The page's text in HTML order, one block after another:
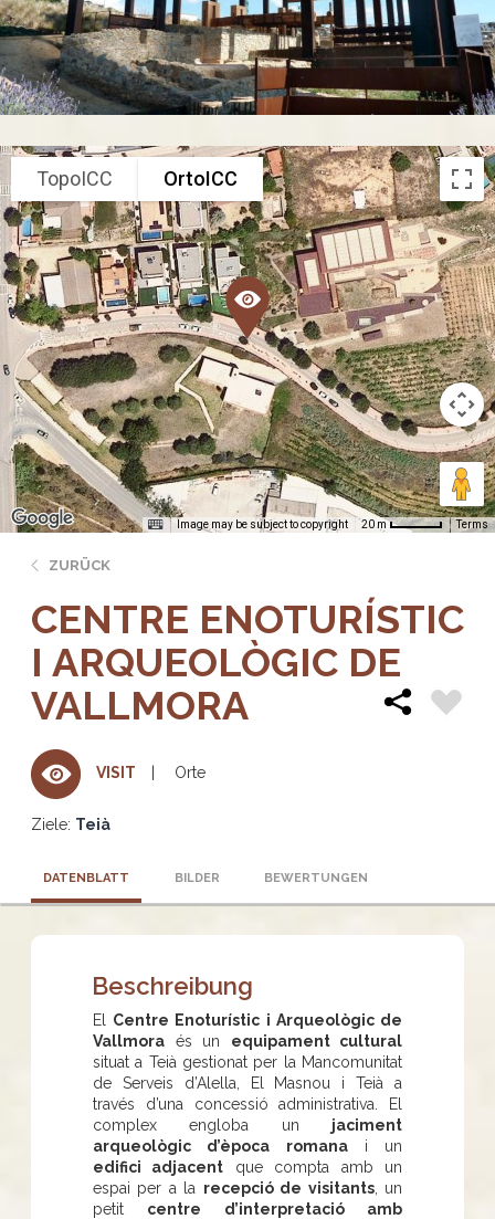
TopoICC OrtoICC
Image may be subject to copyright 20 m Terms
ZURÜCK
CENTRE ENOTURÍSTIC
I ARQUEOLÒGIC DE
VALLMORA
VISIT Orte
Ziele: Teià
DATENBLATT BILDER BEWERTUNGEN
Beschreibung
El Centre Enoturístic i Arqueològic de
Vallmora és un equipament cultural
situat a Teià gestionat per la Mancomunitat
de Serveis d’Alella, El Masnou i Teià a
través d’una concessió administrativa. El
complex engloba un jaciment
arqueològic d’època romanai un
edifici adjacent que compta amb un
espai per a la recepció de visitants, un
petit centre d’interpretació amb